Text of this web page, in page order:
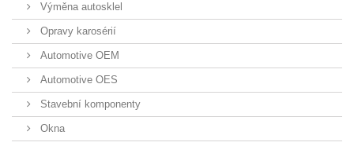
Výměna autosklel
Opravy karosérií
Automotive OEM
Automotive OES
Stavební komponenty
Okna